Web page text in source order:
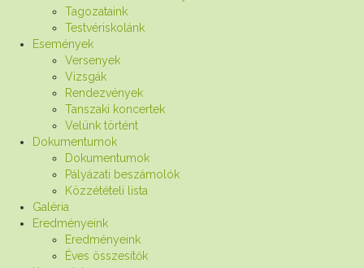
Tagozataink
Testvériskolánk
Események
Versenyek
Vizsgák
Rendezvények
Tanszaki koncertek
Velünk történt
Dokumentumok
Dokumentumok
Pályázati beszámolók
Közzétételi lista
Galéria
Eredményeink
Eredményeink
Éves összesítők